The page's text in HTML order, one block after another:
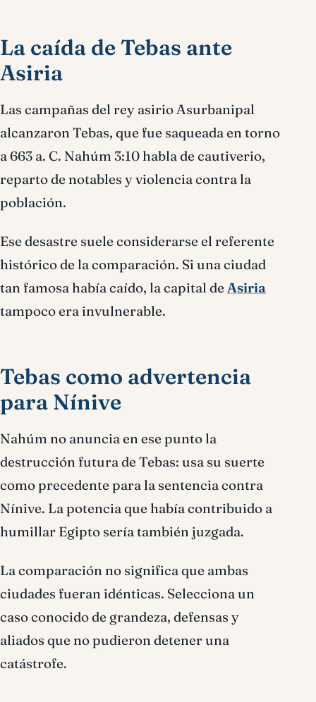
La caída de Tebas ante
Asiria
Las campañas del rey asirio Asurbanipal
alcanzaron Tebas, que fue saqueada en torno
a 663 a. C. Nahúm 3:10 habla de cautiverio,
reparto de notables y violencia contra la
población.
Ese desastre suele considerarse el referente
histórico de la comparación. Si una ciudad
tan famosa había caído, la capital de Asiria
tampoco era invulnerable.
Tebas como advertencia
para Nínive
Nahúm no anuncia en ese punto la
destrucción futura de Tebas: usa su suerte
como precedente para la sentencia contra
Nínive. La potencia que había contribuido a
humillar Egipto sería también juzgada.
La comparación no significa que ambas
ciudades fueran idénticas. Selecciona un
caso conocido de grandeza, defensas y
aliados que no pudieron detener una
catástrofe.